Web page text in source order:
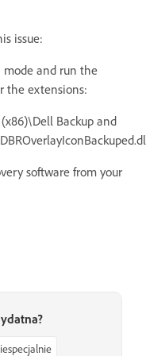
issue:
mode and run the
the extensions:
Backup and
software from your